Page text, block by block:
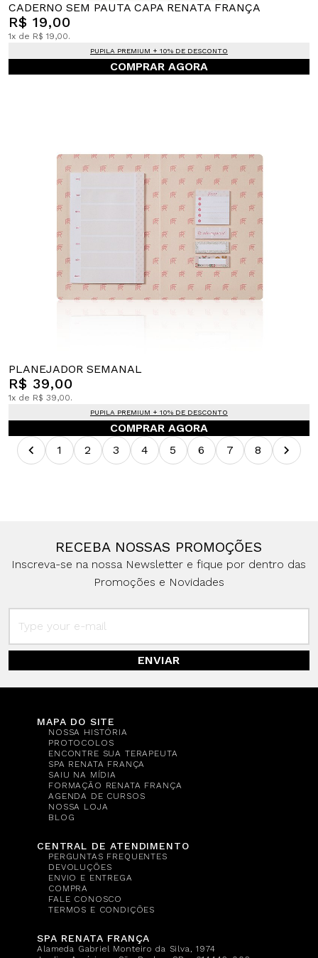
CADERNO SEM PAUTA CAPA RENATA FRANÇA
R$ 19,00
1x de R$ 19,00.
PUPILA PREMIUM + 10% DE DESCONTO
COMPRAR AGORA
PLANEJADOR SEMANAL
R$ 39,00
1x de R$ 39,00.
PUPILA PREMIUM + 10% DE DESCONTO
COMPRAR AGORA
1
2 3 4 5 6 7 8
RECEBA NOSSAS PROMOÇÕES
Inscreva-se na nossa Newsletter e fique por dentro das
Promoções e Novidades
ENVIAR
MAPA DO SITE
NOSSA HISTÓRIA
PROTOCOLOS
ENCONTRE SUA TERAPEUTA
SPA RENATA FRANÇA
SAIU NA MÍDIA
FORMAÇÃO RENATA FRANÇA
AGENDA DE CURSOS
NOSSA LOJA
BLOG
CENTRAL DE ATENDIMENTO
PERGUNTAS FREQUENTES
DEVOLUÇÕES
ENVIO E ENTREGA
COMPRA
FALE CONOSCO
TERMOS E CONDIÇÕES
SPA RENATA FRANÇA
Alameda Gabriel Monteiro da Silva, 1974